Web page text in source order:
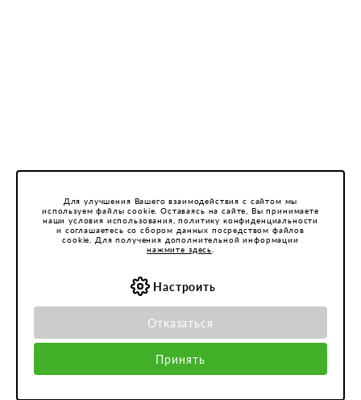
Для улучшения Вашего взаимодействия с сайтом мы
используем файлы cookie. Оставаясь на сайте, Вы принимаете
наши условия использования, политику конфиденциальности
и соглашаетесь со сбором данных посредством файлов
cookie. Для получения дополнительной информации
нажмите здесь
Настроить
Отказаться
Принять